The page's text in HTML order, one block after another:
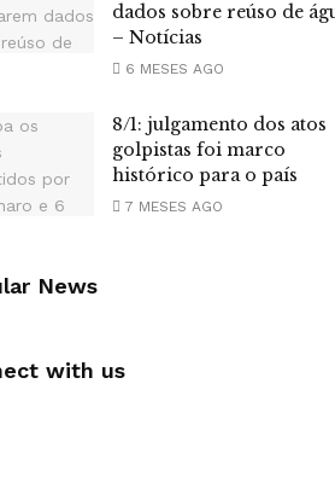
dados sobre reúso de
– Notícias
6 MESES AGO
8/1: julgamento dos atos
golpistas foi marco
histórico para o país
7 MESES AGO
News
with us